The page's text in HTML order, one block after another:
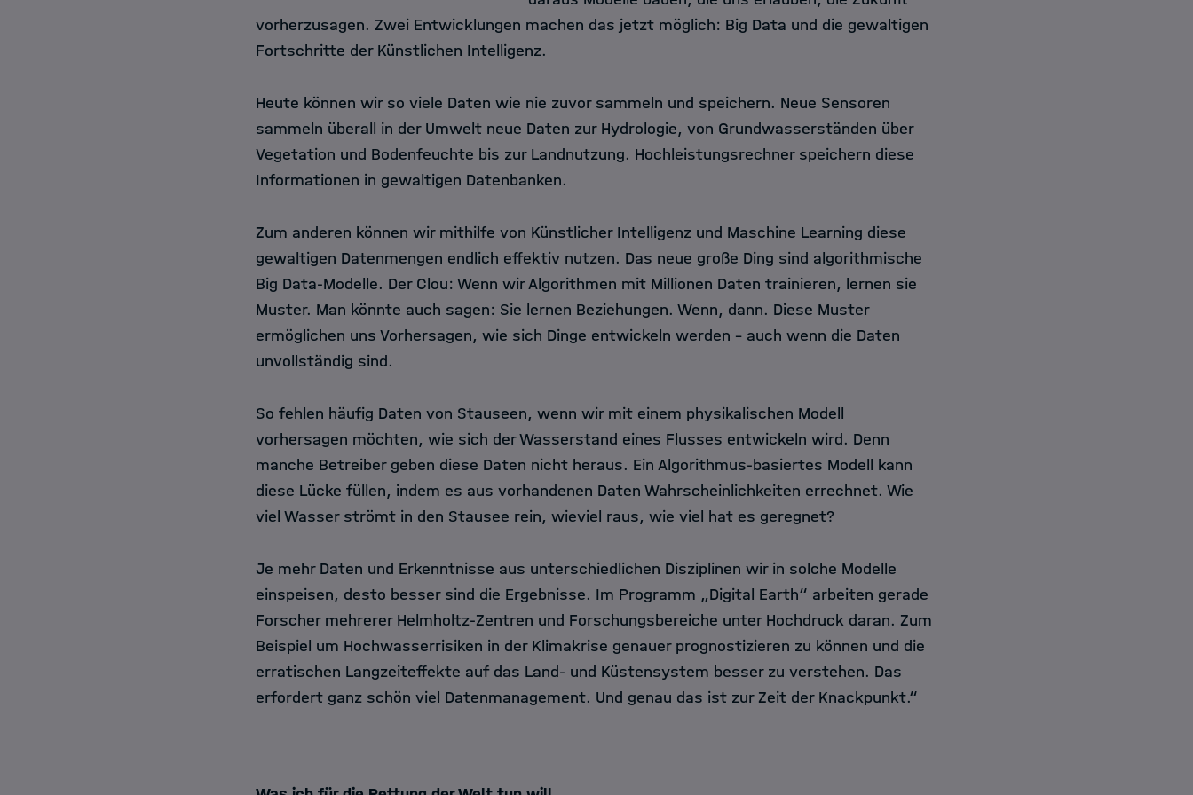
vorherzusagen. Zwei Entwicklungen machen das jetzt möglich: Big Data und die gewaltigen
Fortschritte der Künstlichen Intelligenz.
Heute können wir so viele Daten wie nie zuvor sammeln und speichern. Neue Sensoren
sammeln überall in der Umwelt neue Daten zur Hydrologie, von Grundwasserständen über
Vegetation und Bodenfeuchte bis zur Landnutzung. Hochleistungsrechner speichern diese
Informationen in gewaltigen Datenbanken.
Zum anderen können wir mithilfe von Künstlicher Intelligenz und Maschine Learning diese
gewaltigen Datenmengen endlich effektiv nutzen. Das neue große Ding sind algorithmische
Big Data-Modelle. Der Clou: Wenn wir Algorithmen mit Millionen Daten trainieren, lernen sie
Muster. Man könnte auch sagen: Sie lernen Beziehungen. Wenn, dann. Diese Muster
ermöglichen uns Vorhersagen, wie sich Dinge entwickeln werden – auch wenn die Daten
unvollständig sind.
So fehlen häufig Daten von Stauseen, wenn wir mit einem physikalischen Modell
vorhersagen möchten, wie sich der Wasserstand eines Flusses entwickeln wird. Denn
manche Betreiber geben diese Daten nicht heraus. Ein Algorithmus-basiertes Modell kann
diese Lücke füllen, indem es aus vorhandenen Daten Wahrscheinlichkeiten errechnet. Wie
viel Wasser strömt in den Stausee rein, wieviel raus, wie viel hat es geregnet?
Je mehr Daten und Erkenntnisse aus unterschiedlichen Disziplinen wir in solche Modelle
einspeisen, desto besser sind die Ergebnisse. Im Programm „Digital Earth“ arbeiten gerade
Forscher mehrerer Helmholtz-Zentren und Forschungsbereiche unter Hochdruck daran. Zum
Beispiel um Hochwasserrisiken in der Klimakrise genauer prognostizieren zu können und die
erratischen Langzeiteffekte auf das Land- und Küstensystem besser zu verstehen. Das
erfordert ganz schön viel Datenmanagement. Und genau das ist zur Zeit der Knackpunkt.“